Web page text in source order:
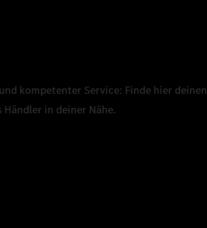
kompetenter Service: Finde hier deinen
Händler in deiner Nähe.